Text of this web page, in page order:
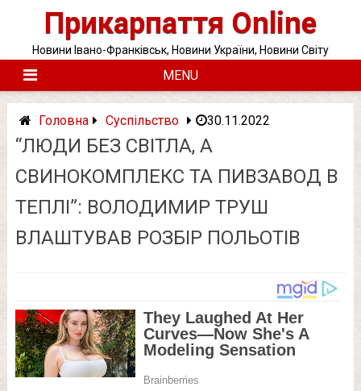
Прикарпаття Online
Новини Івано-Франківськ, Новини України, Новини Світу
MENU
Головна Суспільство 30.11.2022
“ЛЮДИ БЕЗ СВІТЛА, А
СВИНОКОМПЛЕКС ТА ПИВЗАВОД В
ТЕПЛІ”: ВОЛОДИМИР ТРУШ
ВЛАШТУВАВ РОЗБІР ПОЛЬОТІВ